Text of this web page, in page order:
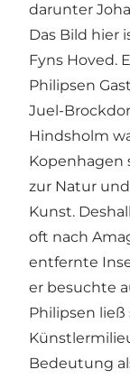
darunter
Das Bild hier
Fyns Hoved.
Philipsen
Juel-
Hindsholm
Kopenhagen
zur Natur
Kunst.
oft nach
entfernte
er besuchte
Philipsen ließ
Bedeutung